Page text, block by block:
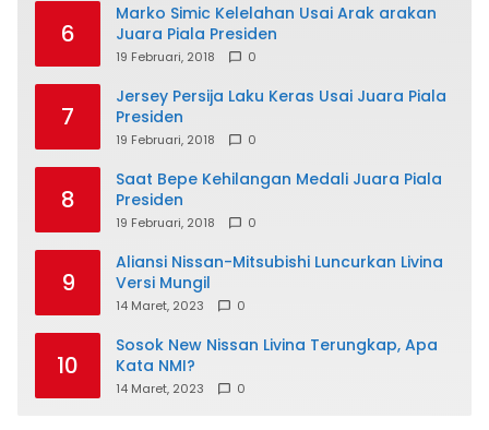
6
Marko Simic Kelelahan Usai Arak arakan
Juara Piala Presiden
19 Februari, 2018 0
7
Jersey Persija Laku Keras Usai Juara Piala
Presiden
19 Februari, 2018 0
8
Saat Bepe Kehilangan Medali Juara Piala
Presiden
19 Februari, 2018 0
9
Aliansi Nissan-Mitsubishi Luncurkan Livina
Versi Mungil
14 Maret, 2023 0
10
Sosok New Nissan Livina Terungkap, Apa
Kata NMI?
14 Maret, 2023 0